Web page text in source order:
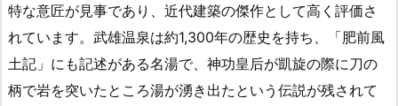
特な意匠が見事であり、近代建築の傑作として高く評価さ
れています。武雄温泉は約1,300年の歴史を持ち、「肥前風
土記」にも記述がある名湯で、神功皇后が凱旋の際に刀の
柄で岩を突いたところ湯が湧き出たという伝説が残されて